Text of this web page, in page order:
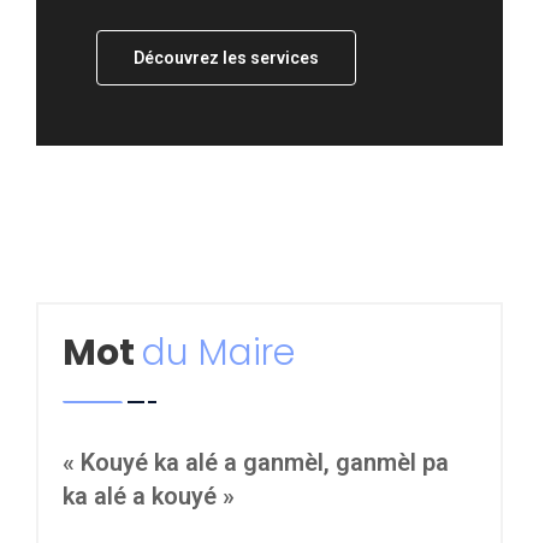
Découvrez les services
Motdu Maire
« Kouyé ka alé a ganmèl, ganmèl pa
ka alé a kouyé »